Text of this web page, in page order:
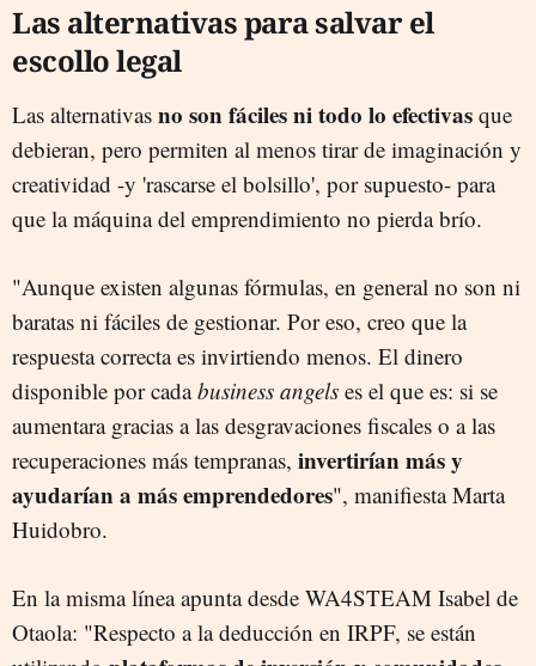
Las alternativas para salvar el
escollo legal
Las alternativas no son fáciles ni todo lo efectivas que
debieran, pero permiten al menos tirar de imaginación y
creatividad -y 'rascarse el bolsillo', por supuesto- para
que la máquina del emprendimiento no pierda brío.
"Aunque existen algunas fórmulas, en general no son ni
baratas ni fáciles de gestionar. Por eso, creo que la
respuesta correcta es invirtiendo menos. El dinero
disponible por cadabusiness angels es el que es: si se
aumentara gracias a las desgravaciones fiscales o a las
recuperaciones más tempranas, invertirían más y
ayudarían a más emprendedores", manifiesta Marta
Huidobro.
En la misma línea apunta desde WA4STEAM Isabel de
Otaola: "Respecto a la deducción en IRPF, se están